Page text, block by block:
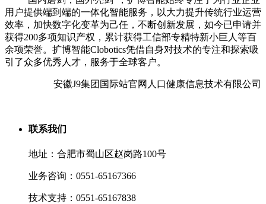
用户提供端到端的一体化智能服务，以大力提升传统行业运营
效率，加快数字化变革为己任，不断创新发展，如今已申请并
获得200多项知识产权，累计获得工信部专精特新小巨人等百
余项荣誉。扩博智能Clobotics凭借自身对技术的专注和探索吸
引了众多优秀人才，服务于全球客户。
安徽J9集团国际站官网人口健康信息技术有限公司
联系我们
地址：合肥市蜀山区赵岗路100号
业务咨询：0551-65167366
技术支持：0551-65167838